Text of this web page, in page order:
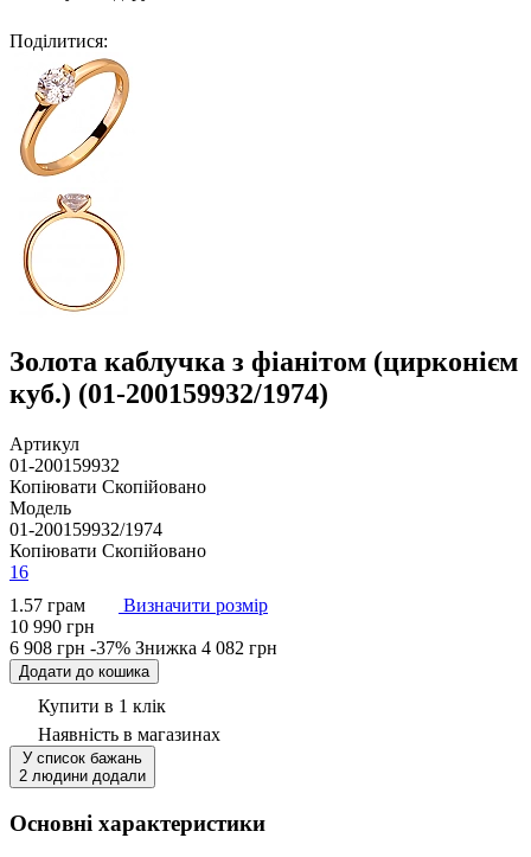
Поділитися:
Золота каблучка з фіанітом (цирконієм
куб.) (01-200159932/1974)
Артикул
01-200159932
Копіювати Скопійовано
Модель
01-200159932/1974
Копіювати Скопійовано
16
1.57 грам
Визначити розмір
10 990 грн
6 908 грн -37% Знижка 4 082 грн
Додати до кошика
Купити в 1 клік
Наявність в магазинах
У список бажань
2 людини додали
Основні характеристики